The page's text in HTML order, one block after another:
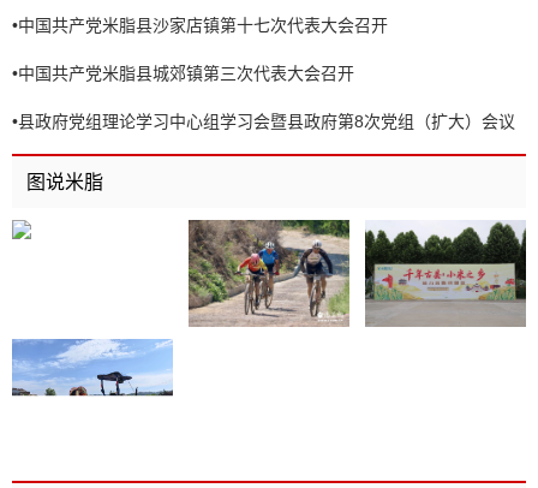
•中国共产党米脂县沙家店镇第十七次代表大会召开
•中国共产党米脂县城郊镇第三次代表大会召开
•县政府党组理论学习中心组学习会暨县政府第8次党组（扩大）会议
召开
图说米脂